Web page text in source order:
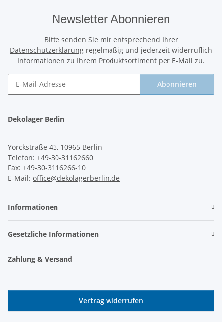
Newsletter Abonnieren
Bitte senden Sie mir entsprechend Ihrer
Datenschutzerklärung regelmäßig und jederzeit widerruflich
Informationen zu Ihrem Produktsortiment per E-Mail zu.
Abonnieren
Dekolager Berlin
Yorckstraße 43, 10965 Berlin
Telefon: +49-30-31162660
Fax: +49-30-3116266-10
E-Mail: office@dekolagerberlin.de
Informationen
Gesetzliche Informationen
Zahlung & Versand
Vertrag widerrufen